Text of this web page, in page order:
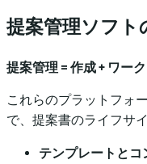
提案管理ソフト
提案管理 = 作成 + ワーク
これらのプラットフォ
で、提案書のライフサ
テンプレートとコ